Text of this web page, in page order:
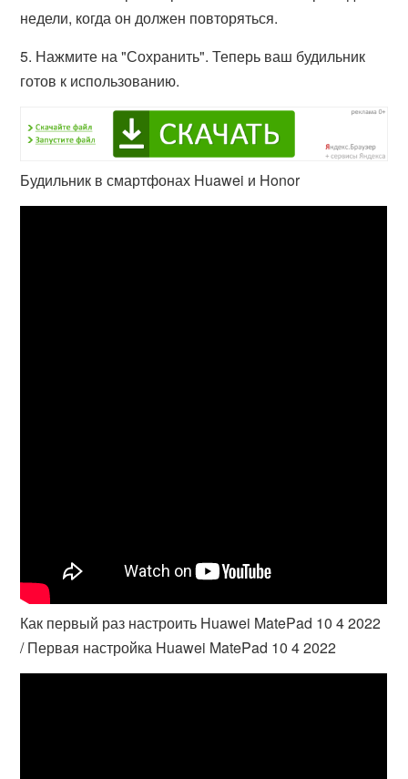
недели, когда он должен повторяться.
5. Нажмите на "Сохранить". Теперь ваш будильник
готов к использованию.
Будильник в смартфонах Huawei и Honor
Как первый раз настроить Huawei MatePad 10 4 2022
/ Первая настройка Huawei MatePad 10 4 2022